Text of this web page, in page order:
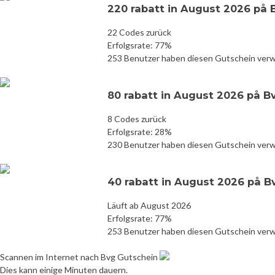
220 rabatt in August 2026 på
22 Codes zurück
Erfolgsrate: 77%
253 Benutzer haben diesen Gutschein
80 rabatt in August 2026 på
8 Codes zurück
Erfolgsrate: 28%
230 Benutzer haben diesen Gutschein
40 rabatt in August 2026 på
Läuft ab August 2026
Erfolgsrate: 77%
253 Benutzer haben diesen Gutschein
Scannen im Internet nach Bvg Gutschein
Dies kann einige Minuten dauern.